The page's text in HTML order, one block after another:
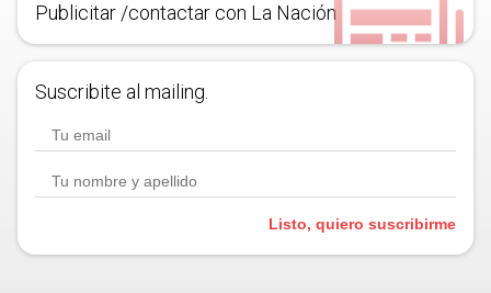
Publicitar /contactar con La Nación
Suscribite al mailing.
Listo, quiero suscribirme